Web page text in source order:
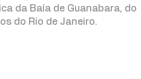
da Baía de Guanabara, do
do Rio de Janeiro.